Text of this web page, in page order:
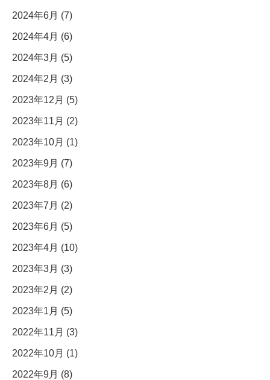
2024年6月 (7)
2024年4月 (6)
2024年3月 (5)
2024年2月 (3)
2023年12月 (5)
2023年11月 (2)
2023年10月 (1)
2023年9月 (7)
2023年8月 (6)
2023年7月 (2)
2023年6月 (5)
2023年4月 (10)
2023年3月 (3)
2023年2月 (2)
2023年1月 (5)
2022年11月 (3)
2022年10月 (1)
2022年9月 (8)